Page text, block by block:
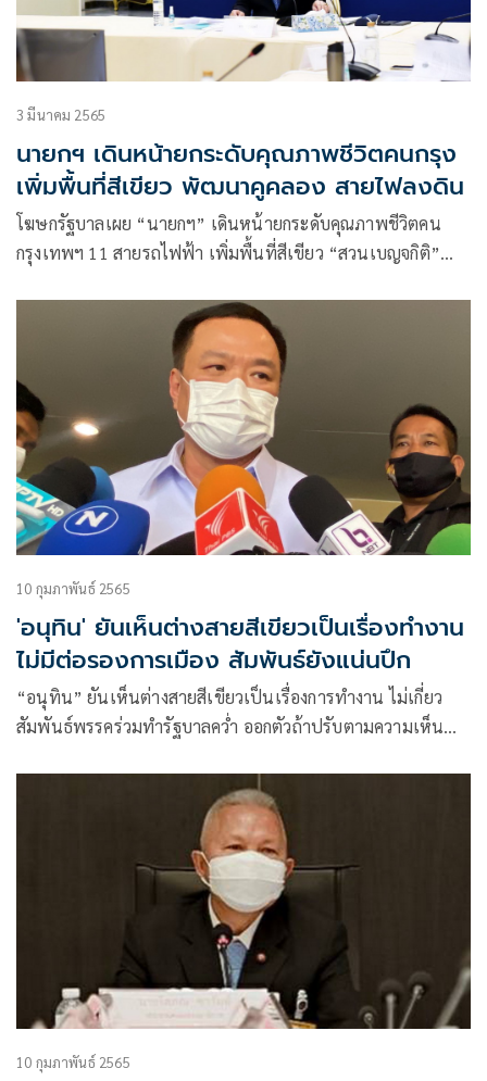
3 มีนาคม 2565
นายกฯ เดินหน้ายกระดับคุณภาพชีวิตคนกรุง
เพิ่มพื้นที่สีเขียว พัฒนาคูคลอง สายไฟลงดิน
โฆษกรัฐบาลเผย “นายกฯ” เดินหน้ายกระดับคุณภาพชีวิตคน
กรุงเทพฯ 11 สายรถไฟฟ้า เพิ่มพื้นที่สีเขียว “สวนเบญจกิติ”
และให้ผู้มีรายได้น้อยมีที่อยู่อาศัย ลดความเหลื่อมล้ำในสังคม
10 กุมภาพันธ์ 2565
'อนุทิน' ยันเห็นต่างสายสีเขียวเป็นเรื่องทำงาน
ไม่มีต่อรองการเมือง สัมพันธ์ยังแน่นปึก
“อนุทิน” ยันเห็นต่างสายสีเขียวเป็นเรื่องการทำงาน ไม่เกี่ยว
สัมพันธ์พรรคร่วมทำรัฐบาลคว่ำ ออกตัวถ้าปรับตามความเห็น
บุคคล ขณะที่ 7 รมต.ภท. มีคำชี้แจงออกตัวไว้แล้ว
10 กุมภาพันธ์ 2565